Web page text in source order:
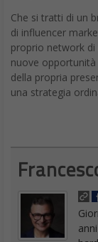
Che si tratti di un
di influencer
proprio network di
nuove
della propria
una strategia